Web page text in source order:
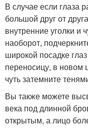
В случае если глаза
большой друг от
внутренние уголки и
наоборот,
широкой посадке
переносицу, в новом
чуть затемните
Вы также можете
века под длинной
открытым, а лицо